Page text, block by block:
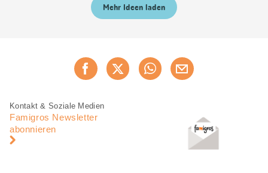
Mehr Ideen laden
Jetzt weiterempfehlen
Fusszeile
Fusszeile
Navigation
Kontakt & Soziale Medien
Famigros Newsletter
abonnieren